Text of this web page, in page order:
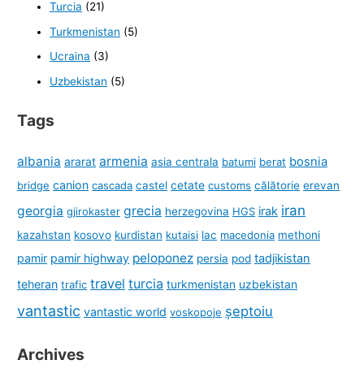
Turcia (21)
Turkmenistan (5)
Ucraina (3)
Uzbekistan (5)
Tags
albania ararat armenia asia centrala batumi berat bosnia
bridge canion cascada castel cetate customs călătorie erevan
georgia gjirokaster grecia herzegovina HGS irak iran
kazahstan kosovo kurdistan kutaisi lac macedonia methoni
pamir pamir highway peloponez persia pod tadjikistan
teheran trafic travel turcia turkmenistan uzbekistan
vantastic vantastic world voskopoje șeptoiu
Archives